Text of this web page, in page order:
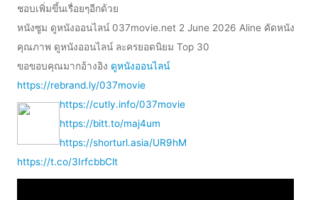
ชอบเพิ่มขึ้นเรื่อยๆอีกด้วย
หนังซูม ดูหนังออนไลน์ 037movie.net 2 June 2026 Aline คัดหนัง
คุณภาพ ดูหนังออนไลน์ ละครยอดนิยม Top 30
ขอขอบคุณมากอ้างอิง ดูหนังออนไลน์
https://rebrand.ly/037movie
https://cutly.info/037movie
https://bitt.to/maj4um
https://shorturl.asia/UR9hM
https://t.co/3IrfcbbClt